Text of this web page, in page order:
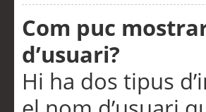
Com puc
d’usuari?
Hi ha dos tipus